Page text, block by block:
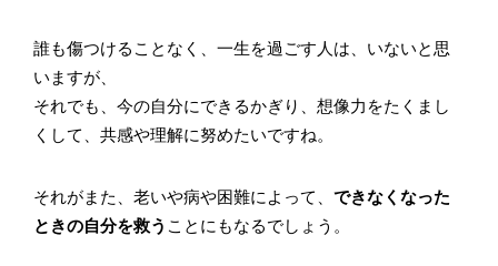
誰も傷つけることなく、一生を過ごす人は、いないと思
いますが、
それでも、今の自分にできるかぎり、想像力をたくまし
くして、共感や理解に努めたいですね。
それがまた、老いや病や困難によって、 できなくなった
ときの自分を救う ことにもなるでしょう。